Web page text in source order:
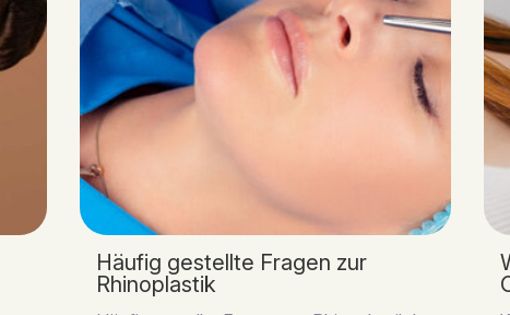
Häufig gestellte Fragen zur
Rhinoplastik